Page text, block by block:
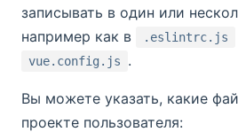
записывать в один или
например как в
.eslintrc.js
vue.config.js .
Вы можете указать, какие
проекте пользователя: